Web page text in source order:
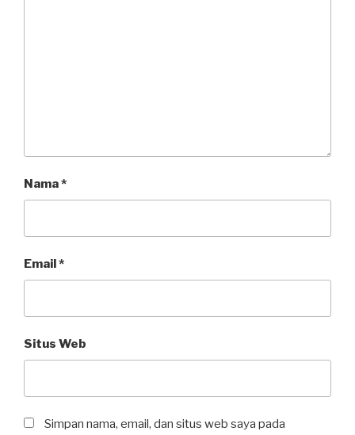
Nama*
Email*
Situs Web
Simpan nama, email, dan situs web saya pada